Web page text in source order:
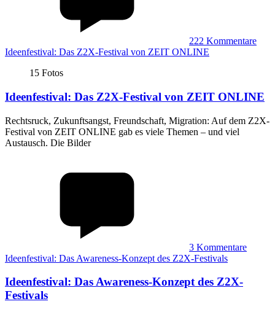
222 Kommentare
Ideenfestival: Das Z2X-Festival von ZEIT ONLINE
15 Fotos
Ideenfestival: Das Z2X-Festival von ZEIT ONLINE
Rechtsruck, Zukunftsangst, Freundschaft, Migration: Auf dem Z2X-
Festival von ZEIT ONLINE gab es viele Themen – und viel
Austausch. Die Bilder
3 Kommentare
Ideenfestival: Das Awareness-Konzept des Z2X-Festivals
Ideenfestival: Das Awareness-Konzept des Z2X-
Festivals